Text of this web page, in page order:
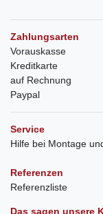
Zahlungsarten
Vorauskasse
Kreditkarte
auf Rechnung
Paypal
Service
Hilfe bei Montage
Referenzen
Referenzliste
Das sagen unsere